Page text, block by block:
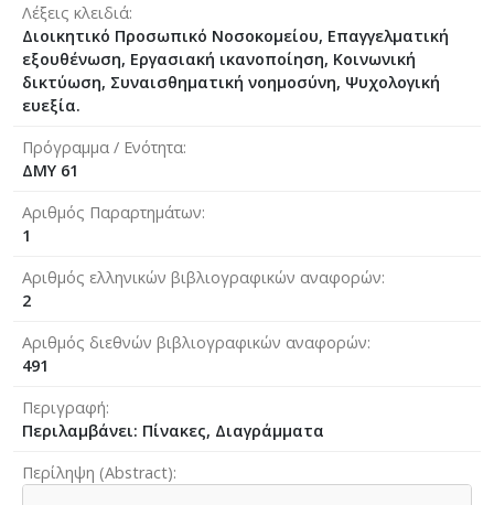
Λέξεις κλειδιά
Διοικητικό Προσωπικό Νοσοκομείου, Επαγγελματική
εξουθένωση, Εργασιακή ικανοποίηση, Κοινωνική
δικτύωση, Συναισθηματική νοημοσύνη, Ψυχολογική
ευεξία.
Πρόγραμμα / Ενότητα
ΔΜΥ 61
Αριθμός Παραρτημάτων
1
Αριθμός ελληνικών βιβλιογραφικών αναφορών
2
Αριθμός διεθνών βιβλιογραφικών αναφορών
491
Περιγραφή
Περιλαμβάνει: Πίνακες, Διαγράμματα
Περίληψη (Abstract)